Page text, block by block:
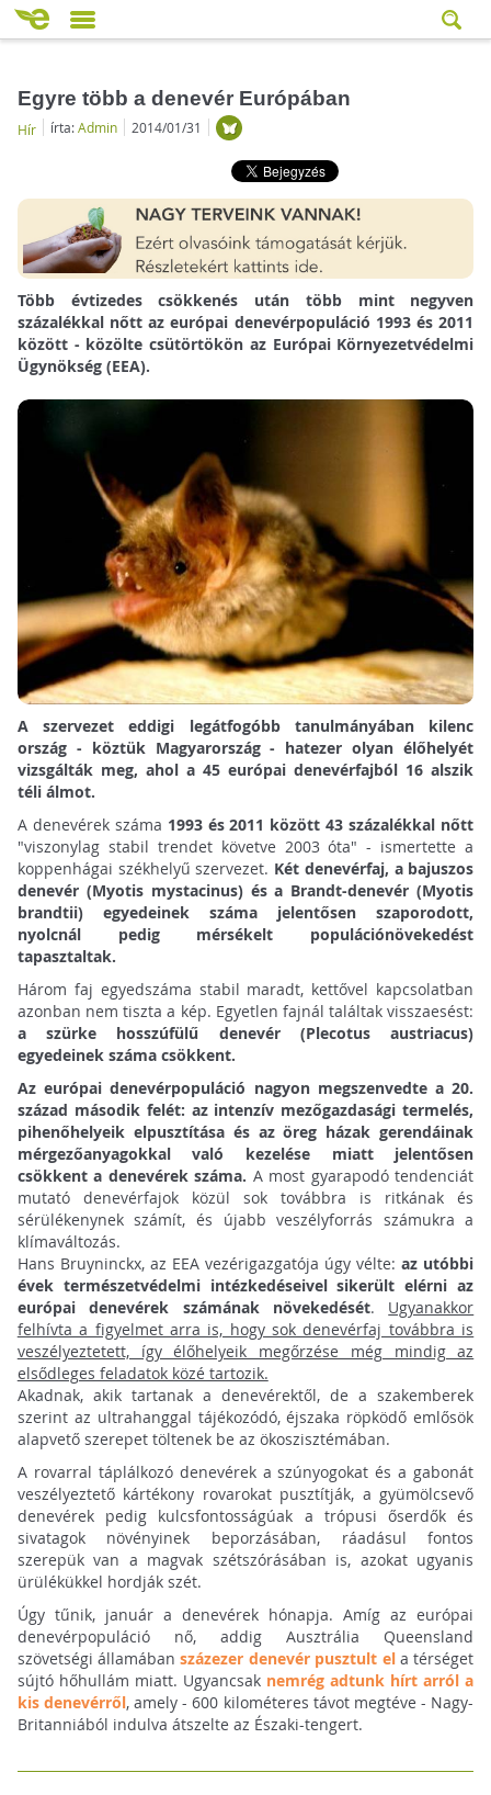
Egyre több a denevér Európában
Hír írta:Admin 2014/01/31
Több évtizedes csökkenés után több mint negyven
százalékkal nőtt az európai denevérpopuláció 1993 és 2011
között - közölte csütörtökön az Európai Környezetvédelmi
Ügynökség (EEA).
A szervezet eddigi legátfogóbb tanulmányában kilenc
ország - köztük Magyarország - hatezer olyan élőhelyét
vizsgálták meg, ahol a 45 európai denevérfajból 16 alszik
téli álmot.
A denevérek száma 1993 és 2011 között 43 százalékkal nőtt
"viszonylag stabil trendet követve 2003 óta" - ismertette a
koppenhágai székhelyű szervezet. Két denevérfaj, a bajuszos
denevér (Myotis mystacinus) és a Brandt-denevér (Myotis
brandtii) egyedeinek száma jelentősen szaporodott,
nyolcnál pedig mérsékelt populációnövekedést
tapasztaltak.
Három faj egyedszáma stabil maradt, kettővel kapcsolatban
azonban nem tiszta a kép. Egyetlen fajnál találtak visszaesést:
a szürke hosszúfülű denevér (Plecotus austriacus)
egyedeinek száma csökkent.
Az európai denevérpopuláció nagyon megszenvedte a 20.
század második felét: az intenzív mezőgazdasági termelés,
pihenőhelyeik elpusztítása és az öreg házak gerendáinak
mérgezőanyagokkal való kezelése miatt jelentősen
csökkent a denevérek száma. A most gyarapodó tendenciát
mutató denevérfajok közül sok továbbra is ritkának és
sérülékenynek számít, és újabb veszélyforrás számukra a
klímaváltozás.
Hans Bruyninckx, az EEA vezérigazgatója úgy vélte:az utóbbi
évek természetvédelmi intézkedéseivel sikerült elérni az
európai denevérek számának növekedését. Ugyanakkor
felhívta a figyelmet arra is, hogy sok denevérfaj továbbra is
veszélyeztetett, így élőhelyeik megőrzése még mindig az
elsődleges feladatok közé tartozik.
Akadnak, akik tartanak a denevérektől, de a szakemberek
szerint az ultrahanggal tájékozódó, éjszaka röpködő emlősök
alapvető szerepet töltenek be az ökoszisztémában.
A rovarral táplálkozó denevérek a szúnyogokat és a gabonát
veszélyeztető kártékony rovarokat pusztítják, a gyümölcsevő
denevérek pedig kulcsfontosságúak a trópusi őserdők és
sivatagok növényinek beporzásában, ráadásul fontos
szerepük van a magvak szétszórásában is, azokat ugyanis
ürülékükkel hordják szét.
Úgy tűnik, január a denevérek hónapja. Amíg az európai
denevérpopuláció nő, addig Ausztrália Queensland
szövetségi államábanszázezer denevér pusztult ela térséget
sújtó hőhullám miatt. Ugyancsak nemrég adtunk hírt arról a
kis denevérről, amely - 600 kilométeres távot megtéve - Nagy-
Britanniából indulva átszelte az Északi-tengert.